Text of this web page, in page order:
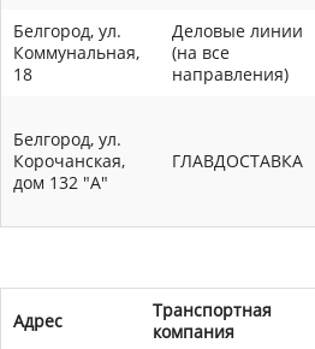
Белгород, ул.
Коммунальная,
18
Деловые линии
(на все
направления)
Белгород, ул.
Корочанская,
дом 132 "А"
ГЛАВДОСТАВКА
Адрес
Транспортная
компания